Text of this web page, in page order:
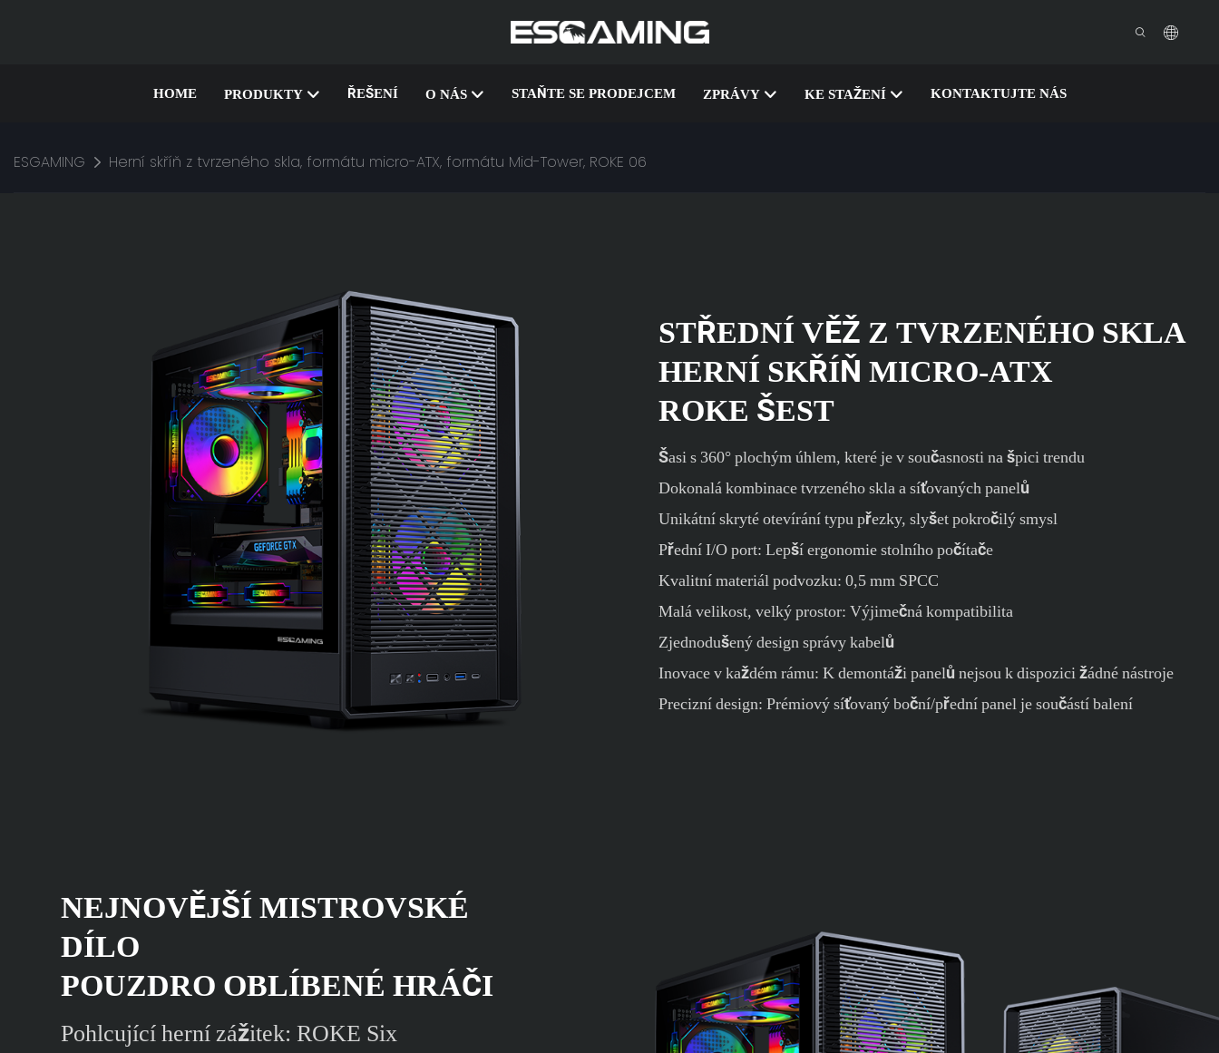
HOME PRODUKTY ŘEŠENÍ O NÁS STAŇTE SE PRODEJCEM ZPRÁVY KE STAŽENÍ KONTAKTUJTE NÁS
ESGAMING Herní skříň z tvrzeného skla, formátu micro-ATX, formátu Mid-Tower, ROKE 06
STŘEDNÍ VĚŽ Z TVRZENÉHO SKLA
HERNÍ SKŘÍŇ MICRO-ATX
ROKE ŠEST
Šasi s 360° plochým úhlem, které je v současnosti na špici trendu
Dokonalá kombinace tvrzeného skla a síťovaných panelů
Unikátní skryté otevírání typu přezky, slyšet pokročilý smysl
Přední I/O port: Lepší ergonomie stolního počítače
Kvalitní materiál podvozku: 0,5 mm SPCC
Malá velikost, velký prostor: Výjimečná kompatibilita
Zjednodušený design správy kabelů
Inovace v každém rámu: K demontáži panelů nejsou k dispozici žádné nástroje
Precizní design: Prémiový síťovaný boční/přední panel je součástí balení
NEJNOVĚJŠÍ MISTROVSKÉ
DÍLO
POUZDRO OBLÍBENÉ HRÁČI
Pohlcující herní zážitek: ROKE Six